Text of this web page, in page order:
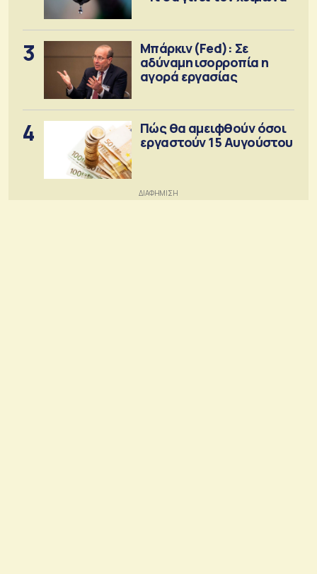
3
Μπάρκιν (Fed): Σε
αδύναμη ισορροπία η
αγορά εργασίας
4
Πώς θα αμειφθούν όσοι
εργαστούν 15 Αυγούστου